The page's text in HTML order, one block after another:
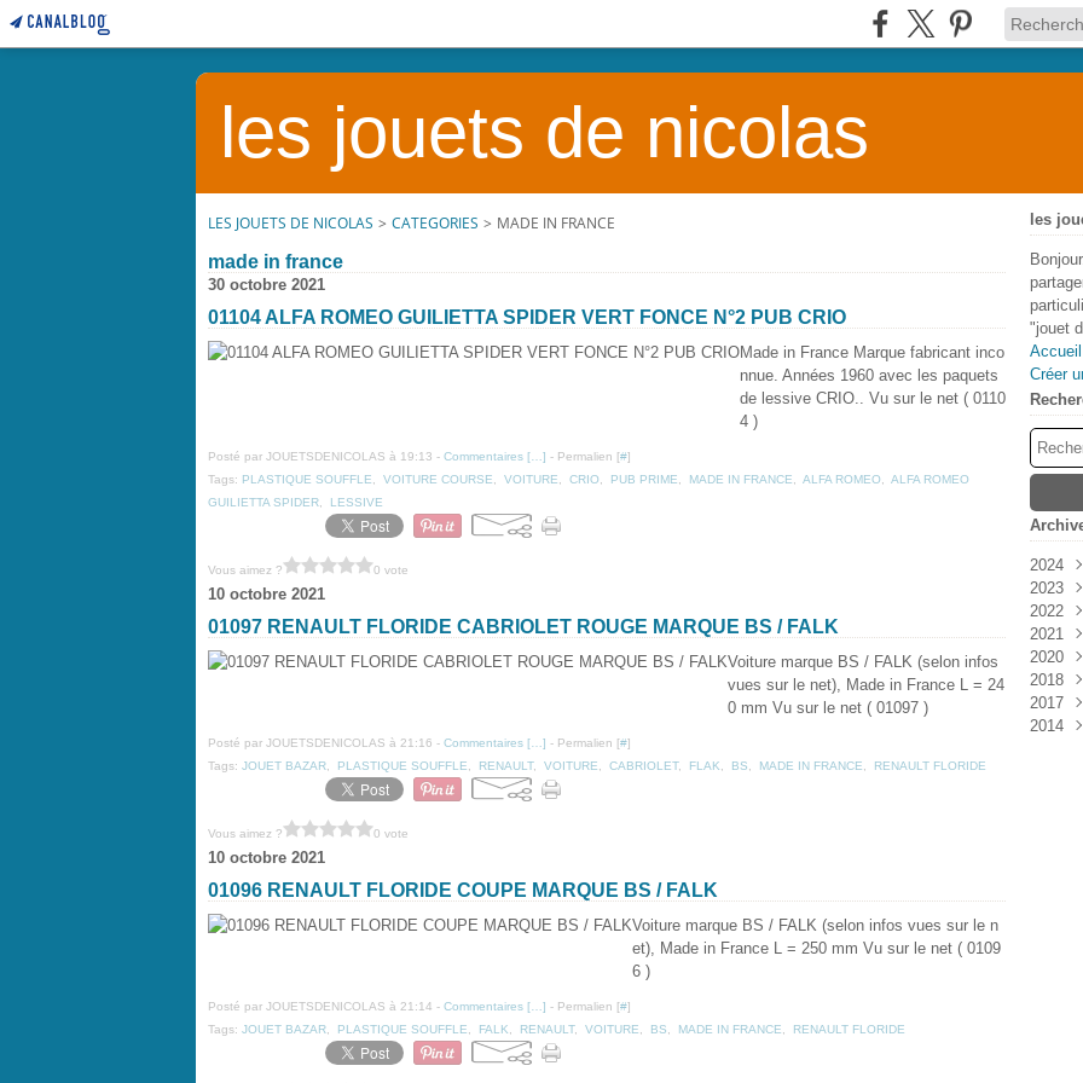
les jouets de nicolas
LES JOUETS DE NICOLAS > CATEGORIES > MADE IN FRANCE
made in france
30 octobre 2021
01104 ALFA ROMEO GUILIETTA SPIDER VERT FONCE N°2 PUB CRIO
Made in France Marque fabricant inco
nnue. Années 1960 avec les paquets
de lessive CRIO.. Vu sur le net ( 0110
4 )
Posté par JOUETSDENICOLAS à 19:13 - Commentaires [ ] - Permalien [#]
Tags: PLASTIQUE SOUFFLE VOITURE COURSE VOITURE CRIO PUB PRIME MADE IN FRANCE ALFA ROMEO
ALFA ROMEO
GUILIETTA SPIDER
LESSIVE
Vous aimez ? 0 vote
10 octobre 2021
01097 RENAULT FLORIDE CABRIOLET ROUGE MARQUE BS / FALK
Voiture marque BS / FALK (selon infos
vues sur le net), Made in France L = 24
0 mm Vu sur le net ( 01097 )
Posté par JOUETSDENICOLAS à 21:16 - Commentaires [ ] - Permalien [#]
Tags: JOUET BAZAR PLASTIQUE SOUFFLE RENAULT, VOITURE CABRIOLET, FLAK BS MADE IN FRANCE RENAULT FLORIDE
Vous aimez ? 0 vote
10 octobre 2021
01096 RENAULT FLORIDE COUPE MARQUE BS / FALK
Voiture marque BS / FALK (selon infos vues sur le n
et), Made in France L = 250 mm Vu sur le net ( 0109
6 )
Posté par JOUETSDENICOLAS à 21:14 - Commentaires [ ] - Permalien [#]
Tags: JOUET BAZAR PLASTIQUE SOUFFLE FALK RENAULT, VOITURE BS MADE IN FRANCE RENAULT FLORIDE
les
"jouet
Créer
2024
2023
2022
2021
Août
2020
2018
2017
2014